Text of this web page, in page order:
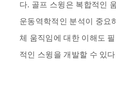
다. 골프 스윙은 복합적인
운동역학적인 분석이 중요
체 움직임에 대한 이해도
적인 스윙을 개발할 수 있